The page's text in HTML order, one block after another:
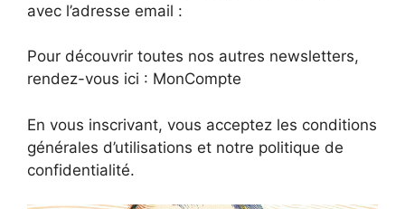
avec l’adresse email :
Pour découvrir toutes nos autres newsletters,
rendez-vous ici : MonCompte
En vous inscrivant, vous acceptez les conditions
générales d’utilisations et notre politique de
confidentialité.